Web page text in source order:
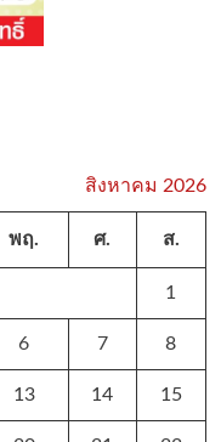
สิงหาคม 2026
พฤ. ศ. ส.
1
6 7 8
13 14 15